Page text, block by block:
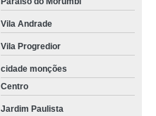
Vila Andrade
Vila Progredior
cidade monções
Centro
Jardim Paulista